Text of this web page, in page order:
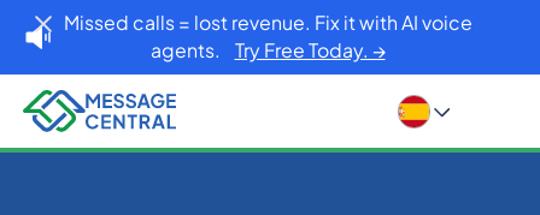
Missed calls = lost revenue. Fix it with AI voice
agents. Try Free Today. →